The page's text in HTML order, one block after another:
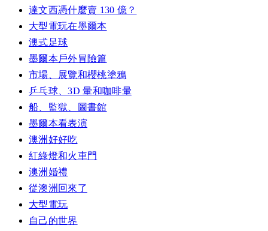
達文西憑什麼賣 130 億？
大型電玩在墨爾本
澳式足球
墨爾本戶外冒險篇
市場、展覽和櫻桃塗鴉
乒乓球、3D 暈和咖啡暈
船、監獄、圖書館
墨爾本看表演
澳洲好好吃
紅綠燈和火車門
澳洲婚禮
從澳洲回來了
大型電玩
自己的世界